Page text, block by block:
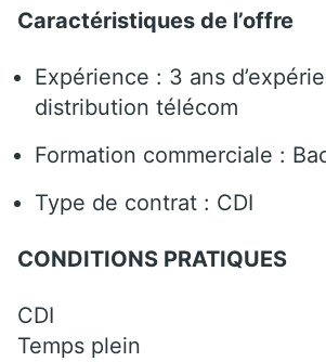
Caractéristiques de l’offre
Expérience : 3 ans
distribution télécom
Formation commerciale :
Type de contrat : CDI
CONDITIONS PRATIQUES
CDI
Temps plein